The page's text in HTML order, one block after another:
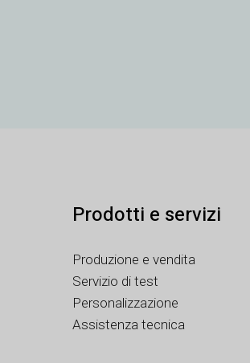
Prodotti e servizi
Produzione e vendita
Servizio di test
Personalizzazione
Assistenza tecnica